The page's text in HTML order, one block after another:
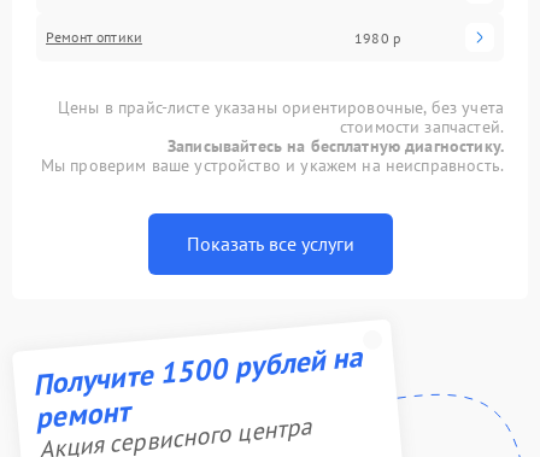
Ремонт оптики 1980 р
Цены в прайс-листе указаны ориентировочные, без учета
стоимости запчастей.
Записывайтесь на бесплатную диагностику.
Мы проверим ваше устройство и укажем на неисправность.
Показать все услуги
Получите 1500 рублей на
ремонт
Акция сервисного центра